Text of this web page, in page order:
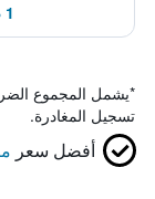
1 صفقة إضافية ابتداءً من 467 ﷼
*يشمل المجموع
تسجيل المغادرة.
أفضل سعر